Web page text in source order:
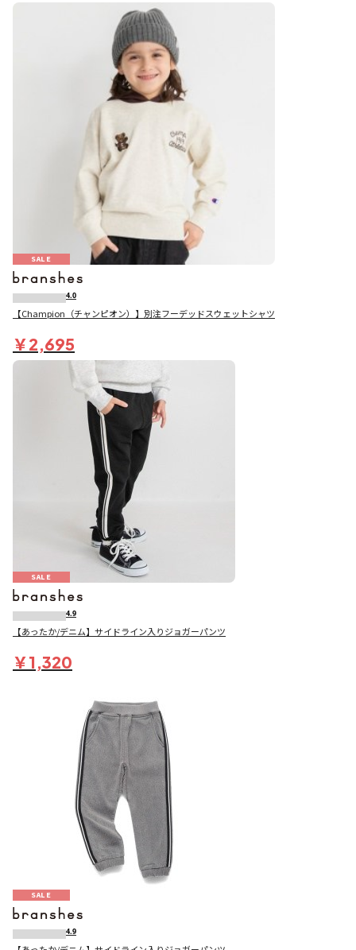
SALE
4.0
【Champion（チャンピオン）】別注フーデッドスウェットシャツ
￥2,695
SALE
4.9
【あったか/デニム】サイドライン入りジョガーパンツ
￥1,320
SALE
4.9